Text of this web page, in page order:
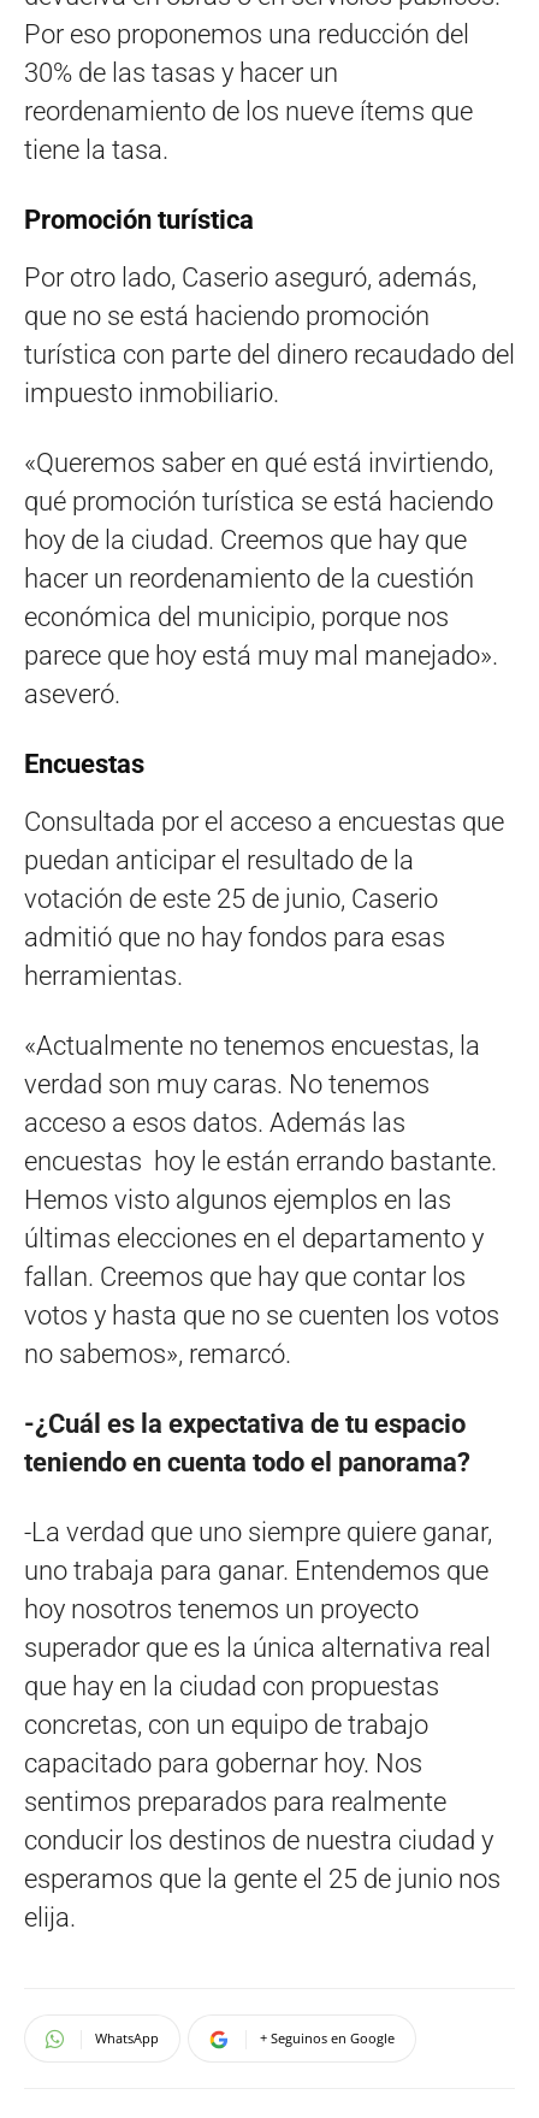
Por eso proponemos una reducción del
30% de las tasas y hacer un
reordenamiento de los nueve ítems que
tiene la tasa.
Promoción turística
Por otro lado, Caserio aseguró, además,
que no se está haciendo promoción
turística con parte del dinero recaudado del
impuesto inmobiliario.
«Queremos saber en qué está invirtiendo,
qué promoción turística se está haciendo
hoy de la ciudad. Creemos que hay que
hacer un reordenamiento de la cuestión
económica del municipio, porque nos
parece que hoy está muy mal manejado».
aseveró.
Encuestas
Consultada por el acceso a encuestas que
puedan anticipar el resultado de la
votación de este 25 de junio, Caserio
admitió que no hay fondos para esas
herramientas.
«Actualmente no tenemos encuestas, la
verdad son muy caras. No tenemos
acceso a esos datos. Además las
encuestas hoy le están errando bastante.
Hemos visto algunos ejemplos en las
últimas elecciones en el departamento y
fallan. Creemos que hay que contar los
votos y hasta que no se cuenten los votos
no sabemos», remarcó.
-¿Cuál es la expectativa de tu espacio
teniendo en cuenta todo el panorama?
-La verdad que uno siempre quiere ganar,
uno trabaja para ganar. Entendemos que
hoy nosotros tenemos un proyecto
superador que es la única alternativa real
que hay en la ciudad con propuestas
concretas, con un equipo de trabajo
capacitado para gobernar hoy. Nos
sentimos preparados para realmente
conducir los destinos de nuestra ciudad y
esperamos que la gente el 25 de junio nos
elija.
WhatsApp + Seguinos en Google